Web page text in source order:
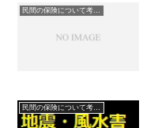
民間の保険について考える